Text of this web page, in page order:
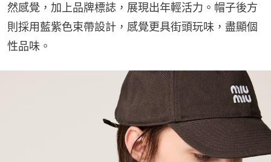
然感覺，加上品牌標誌，展現出年輕活力。帽子後方
則採用藍紫色束帶設計，感覺更具街頭玩味，盡顯個
性品味。